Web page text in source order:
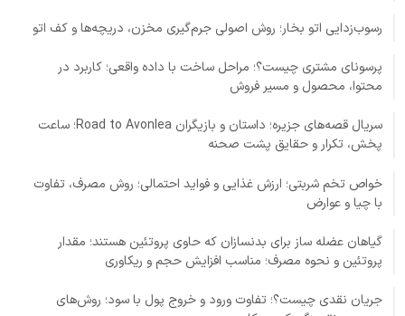
رسوب‌زدایی اتو بخار؛ روش اصولی جرم‌گیری مخزن، دریچه‌ها و کف اتو
پرسونای مشتری چیست؟؛ مراحل ساخت با داده واقعی؛ کاربرد در
محتوا، محصول و مسیر فروش
سریال قصه‌های جزیره؛ داستان و بازیگران Road to Avonlea؛ ساعت
پخش، تکرار و حقایق پشت صحنه
خواص تخم شربتی؛ ارزش غذایی و فواید احتمالی؛ روش مصرف، تفاوت
با چیا و عوارض
گیاهان عضله ساز برای بدنسازان که حاوی پروتئین هستند؛ مقدار
پروتئین و نحوه مصرف؛ مناسب افزایش حجم و ریکاوری
جریان نقدی چیست؟؛ تفاوت ورود و خروج پول با سود؛ روش‌های